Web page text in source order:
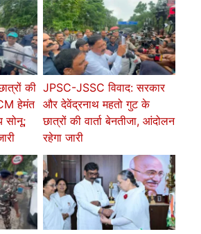
की
हेमंत
सोनू;
JPSC-JSSC विवाद: सरकार
और देवेंद्रनाथ महतो गुट के
छात्रों की वार्ता बेनतीजा, आंदोलन
रहेगा जारी